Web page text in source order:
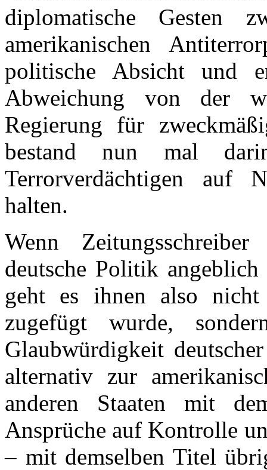
diplomatische Gesten
amerikanischen
politische Absicht und
Abweichung von der
Regierung für
bestand nun mal
Terrorverdächtigen auf
halten.
Wenn
deutsche Politik
geht es ihnen also
zugefügt wurde,
Glaubwürdigkeit
alternativ zur
anderen Staaten mit
Ansprüche auf Kontrolle
– mit demselben Titel